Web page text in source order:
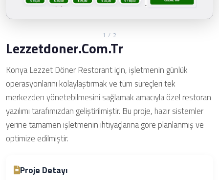
1 / 2
Lezzetdoner.com.tr
Konya Lezzet Döner Restorant için, işletmenin günlük
operasyonlarını kolaylaştırmak ve tüm süreçleri tek
merkezden yönetebilmesini sağlamak amacıyla özel restoran
yazılımı tarafımızdan geliştirilmiştir. Bu proje, hazır sistemler
yerine tamamen işletmenin ihtiyaçlarına göre planlanmış ve
optimize edilmiştir.
Proje Detayı